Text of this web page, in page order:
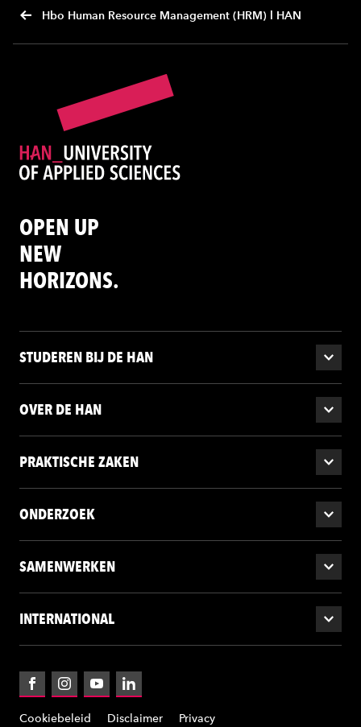
Hbo Human Resource Management (HRM) l HAN
OPEN UP
NEW
HORIZONS.
STUDEREN BIJ DE HAN
OVER DE HAN
PRAKTISCHE ZAKEN
ONDERZOEK
SAMENWERKEN
INTERNATIONAL
FacebookInstagramYouTubeLinkedIn
Cookiebeleid Disclaimer Privacy